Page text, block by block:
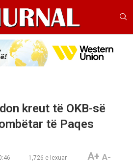
kreut të OKB-së
të Paqes
1,726 e lexuar A+ A-